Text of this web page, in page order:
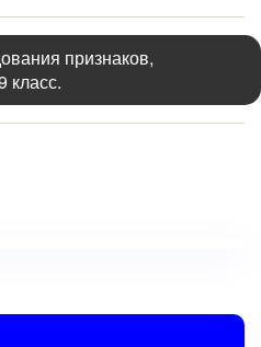
признаков,
класс.